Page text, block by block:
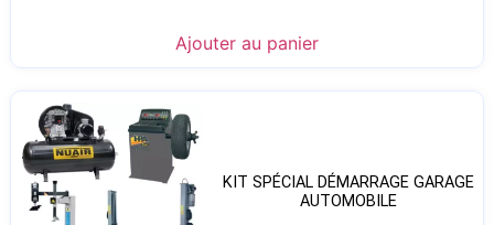
Ajouter au panier
KIT SPÉCIAL DÉMARRAGE GARAGE
AUTOMOBILE